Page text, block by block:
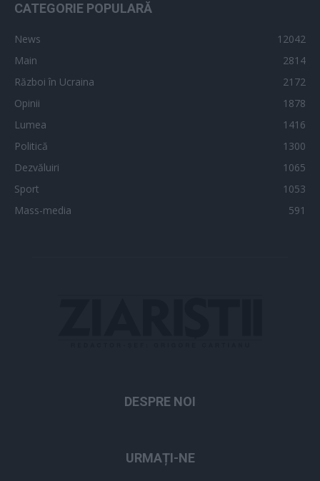
CATEGORIE POPULARĂ
News
12042
Main
2814
Război în Ucraina
2172
Opinii
1878
Lumea
1416
Politică
1300
Dezvăluiri
1065
Sport
1053
Mass-media
591
DESPRE NOI
URMAȚI-NE